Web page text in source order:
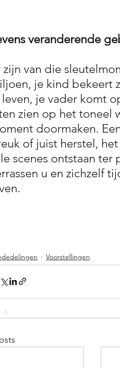
veranderende
zijn van die
je kind bekeert
leven, je vader komt
zien op het toneel
doormaken.
of juist herstel,
scenes ontstaan ter
u en zichzelf
Voorstellingen